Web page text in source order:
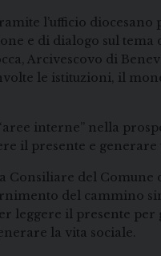
l’ufficio diocesano
e di dialogo sul
Arcivescovo di
le istituzioni, il
interne” nella
il presente e generare
Consiliare del Comune
del cammino
leggere il presente
la vita sociale.